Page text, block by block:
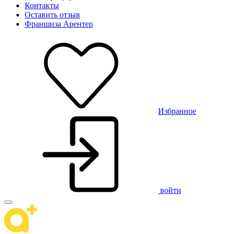
Контакты
Оставить отзыв
Франшиза Арентер
Избранное
войти